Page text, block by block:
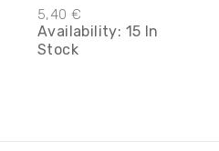
5,40 €
Availability: 15 In
Stock